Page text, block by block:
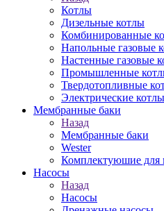
Котлы
Дизельные котлы
Комбинированные
Напольные газовые
Настенные газовые
Промышленные
Твердотопливные
Электрические котлы
Мембранные баки
Назад
Мембранные баки
Wester
Комплектуюшие для
Насосы
Назад
Насосы